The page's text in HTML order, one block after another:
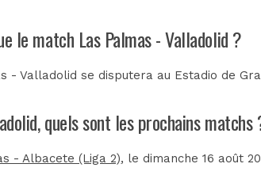
le match Las Palmas - Valladolid ?
- Valladolid se disputera au Estadio de
quels sont les prochains matchs
- Albacete (Liga 2), le dimanche 16 août